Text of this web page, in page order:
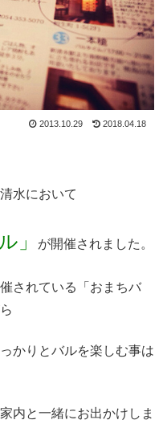
2013.10.29 2018.04.18
水において
」 が開催されました。
されている「おまちバ
かりとバルを楽しむ事は
内と一緒にお出かけしま